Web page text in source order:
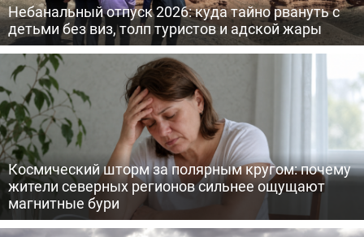
Небанальный отпуск 2026: куда тайно рвануть с
детьми без виз, толп туристов и адской жары
Космический шторм за полярным кругом: почему
жители северных регионов сильнее ощущают
магнитные бури